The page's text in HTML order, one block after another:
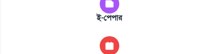
ই-পেপার